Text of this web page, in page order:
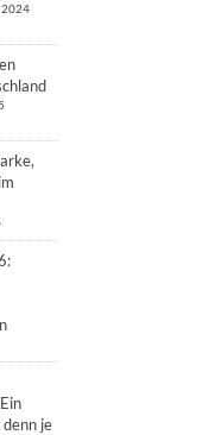
2024
je